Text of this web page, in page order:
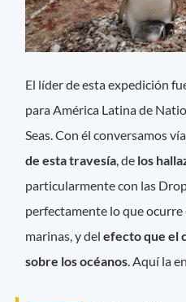
El líder de esta expedición
para América Latina de
Seas. Con él conversamos
de esta travesía, de los
particularmente con las
perfectamente lo que
marinas, y delefecto que el
sobre los océanos. Aquí la